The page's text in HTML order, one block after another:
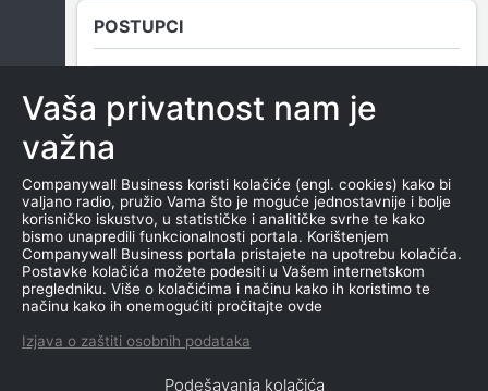
POSTUPCI
NEMA SUDSKIH OBJAVA
ROČIŠTA
NEMA SUDSKIH OBJAVA
Vaša privatnost nam je
važna
Companywall Business koristi kolačiće (engl. cookies) kako bi
valjano radio, pružio Vama što je moguće jednostavnije i bolje
korisničko iskustvo, u statističke i analitičke svrhe te kako
bismo unapredili funkcionalnosti portala. Korištenjem
Companywall Business portala pristajete na upotrebu kolačića.
Postavke kolačića možete podesiti u Vašem internetskom
pregledniku. Više o kolačićima i načinu kako ih koristimo te
načinu kako ih onemogućiti pročitajte ovde
Izjava o zaštiti osobnih podataka
Podešavanja kolačića